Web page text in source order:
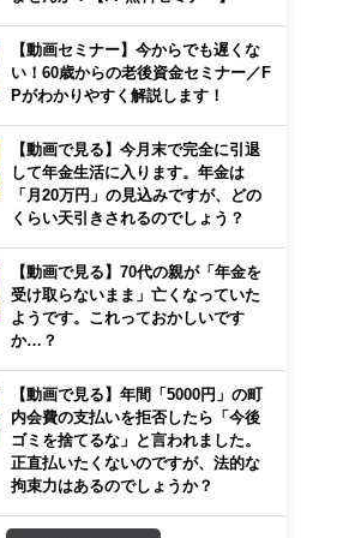
【動画セミナー】今からでも遅くな
い！60歳からの老後資金セミナー／F
Pがわかりやすく解説します！
【動画で見る】今月末で完全に引退
して年金生活に入ります。年金は
「月20万円」の見込みですが、どの
くらい天引きされるのでしょう？
【動画で見る】70代の親が「年金を
受け取らないまま」亡くなっていた
ようです。これっておかしいです
か…？
【動画で見る】年間「5000円」の町
内会費の支払いを拒否したら「今後
ゴミを捨てるな」と言われました。
正直払いたくないのですが、法的な
拘束力はあるのでしょうか？